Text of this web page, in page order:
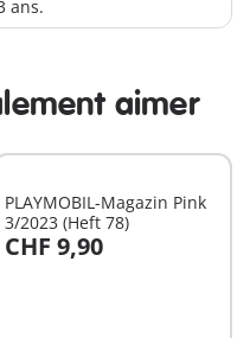
ans.
aimer
PLAYMOBIL-Magazin Pink
3/2023 (Heft 78)
CHF 9,90
Au panier